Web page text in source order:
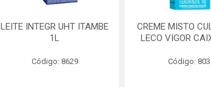
LEITE INTEGR UHT ITAMBE
1L
Código: 8629
CREME MISTO
LECO VIGOR
Código: 803